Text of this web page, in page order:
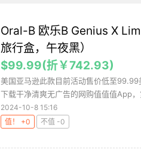
Oral-B 欧乐B Genius X
旅行盒，午夜黑）
$99.99(折￥742.93)
美国亚马逊此款目前活动售价低至
下载干净清爽无广告的网购值值值App
2024-10-8 15:16
值！ +0
不值 -0